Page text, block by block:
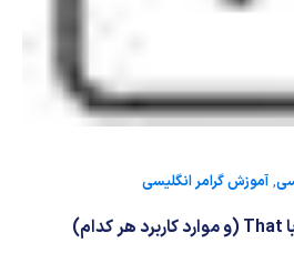
,آموزش گرامر انگلیسی